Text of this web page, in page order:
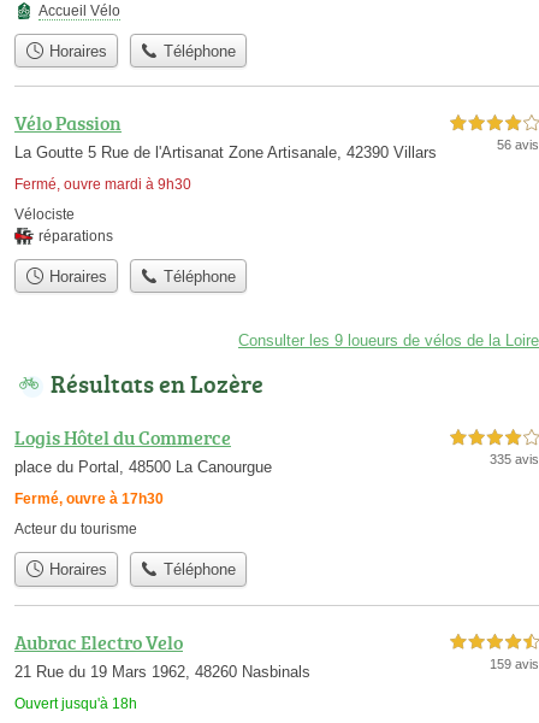
Accueil Vélo
Horaires Téléphone
Vélo Passion
La Goutte 5 Rue de l'Artisanat Zone Artisanale, 42390 Villars
Fermé, ouvre mardi à 9h30
4,0 étoiles sur 5
56 avis
Vélociste
réparations
Horaires Téléphone
Consulter les 9 loueurs de vélos de la Loire
Résultats en Lozère
Logis Hôtel du Commerce
place du Portal, 48500 La Canourgue
Fermé, ouvre à 17h30
4,0 étoiles sur 5
335 avis
Acteur du tourisme
Horaires Téléphone
Aubrac Electro Velo
21 Rue du 19 Mars 1962, 48260 Nasbinals
Ouvert jusqu'à 18h
4,5 étoiles sur 5
159 avis